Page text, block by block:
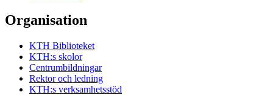
Organisation
KTH Biblioteket
KTH:s skolor
Centrumbildningar
Rektor och ledning
KTH:s verksamhetsstöd